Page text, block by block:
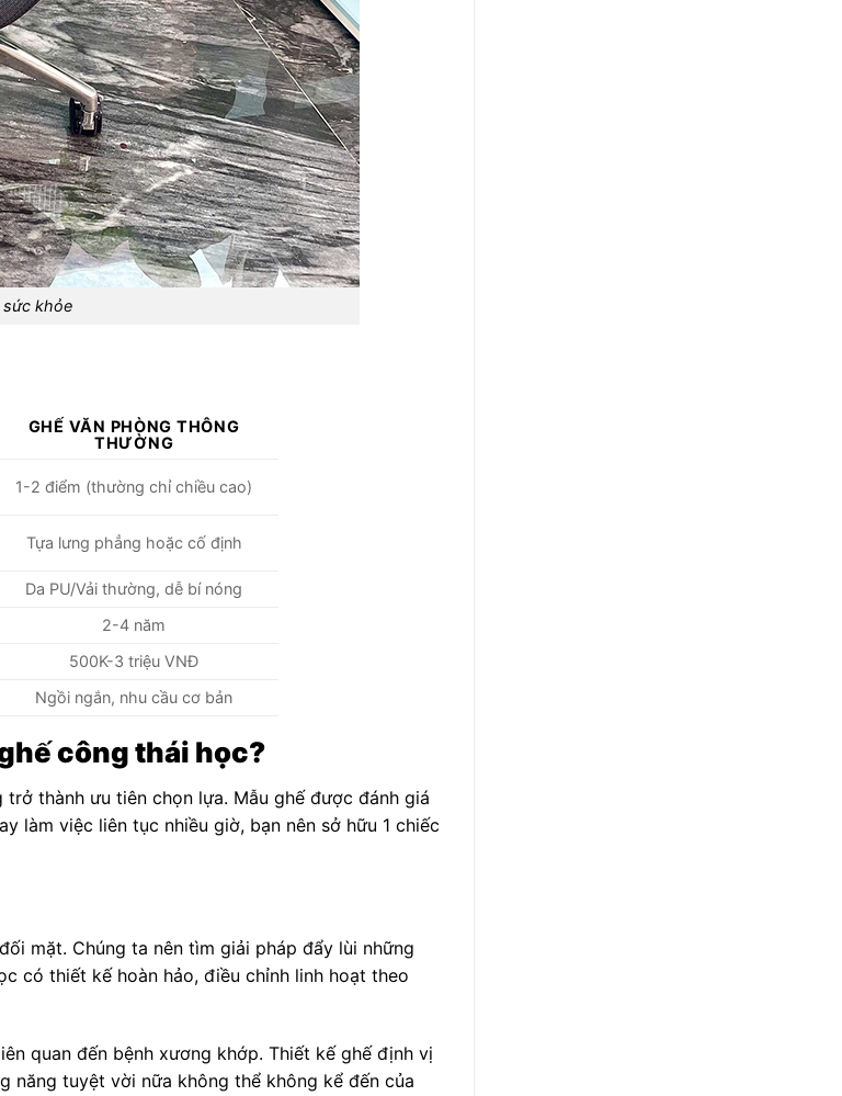
sức khỏe
GHẾ VĂN PHÒNG THÔNG
THƯỜNG
1-2 điểm (thường chỉ chiều cao)
Tựa lưng phẳng hoặc cố định
Da PU/Vải thường, dễ bí nóng
2-4 năm
500K-3 triệu VNĐ
Ngồi ngắn, nhu cầu cơ bản
công thái học?
thành ưu tiên chọn lựa. Mẫu ghế được đánh giá
làm việc liên tục nhiều giờ, bạn nên sở hữu 1 chiếc
mặt. Chúng ta nên tìm giải pháp đẩy lùi những
có thiết kế hoàn hảo, điều chỉnh linh hoạt theo
quan đến bệnh xương khớp. Thiết kế ghế định vị
năng tuyệt vời nữa không thể không kể đến của